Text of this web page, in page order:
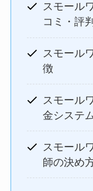
スモール
コミ・評判
スモール
徴
スモール
金システ
スモール
師の決め